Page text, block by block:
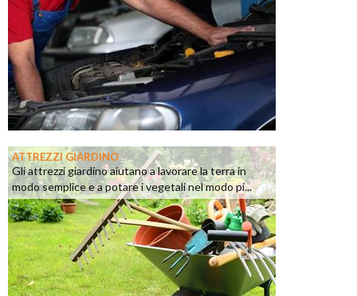
ATTREZZI GIARDINO
Gli attrezzi giardino aiutano a lavorare la terra in
modo semplice e a potare i vegetali nel modo pi...